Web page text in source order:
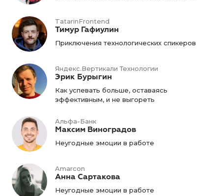
TatarinFrontend
Тимур Гафиулин
Приключения технологических спикеров
Яндекс.Вертикали Технологии
Эрик Бурыгин
Как успевать больше, оставаясь
эффективным, и не выгореть
Альфа-Банк
Максим Виноградов
Неугодные эмоции в работе
Amarcon
Анна Сартакова
Неугодные эмоции в работе